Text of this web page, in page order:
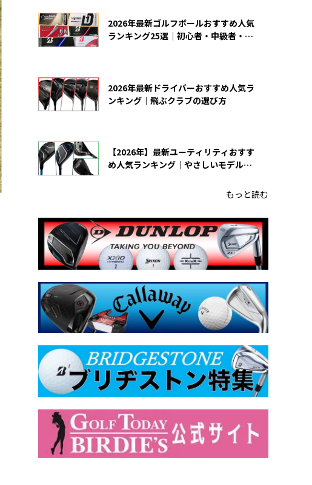
2026年最新ゴルフボールおすすめ人気
ランキング25選｜初心者・中級者・上
2026年最新ドライバーおすすめ人気ラ
ンキング｜飛ぶクラブの選び方
【2026年】最新ユーティリティおすす
め人気ランキング｜やさしいモデルの
もっと読む